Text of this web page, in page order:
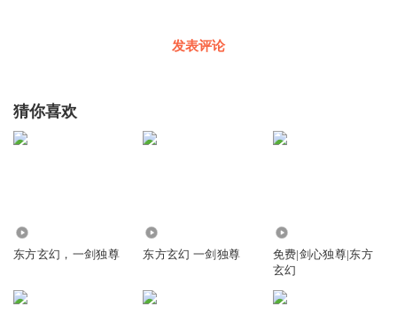
发表评论
猜你喜欢
东方玄幻，一剑独尊 东方玄幻 一剑独尊
免费|剑心独尊|东方
玄幻